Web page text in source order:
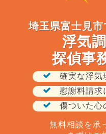
埼玉県富士見
浮気
探偵事
確実な浮気
慰謝料請求
傷ついた心
無料相談を承